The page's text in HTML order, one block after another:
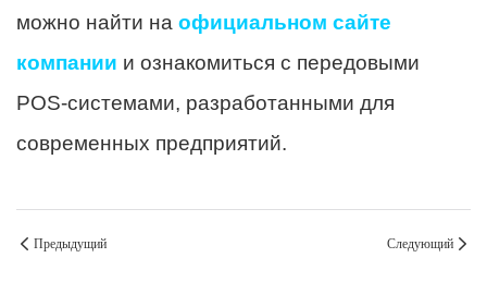
можно найти на официальном сайте
компании и ознакомиться с передовыми
POS-системами, разработанными для
современных предприятий.
Предыдущий Следующий